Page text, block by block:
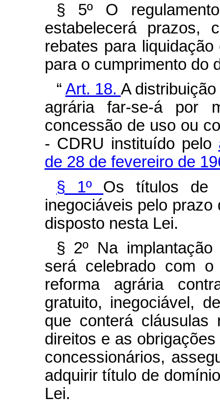
§ 5º O
estabelecerá prazos,
rebates para
para o cumprimento do
“Art. 18. A
agrária far-se-á por
concessão de uso ou
- CDRU instituído pelo
de 28 de fevereiro de
§ 1º Os títulos de
inegociáveis pelo
disposto nesta Lei.
§ 2º Na
será celebrado com
reforma agrária
gratuito, inegociável,
que conterá cláusulas
direitos e as
concessionários,
adquirir título de
Lei.